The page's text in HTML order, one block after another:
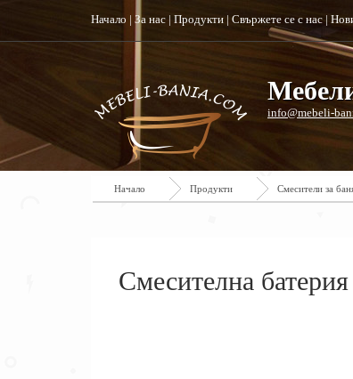
Начало | За нас | Продукти | Свържете се с нас |
info@mebeli-
Начало Продукти Смесители за
Смесителна